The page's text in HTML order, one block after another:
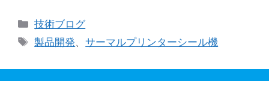
カ
テ
リ
ー
技術ブログ
タ
製品開発、サーマルプリンターシール機